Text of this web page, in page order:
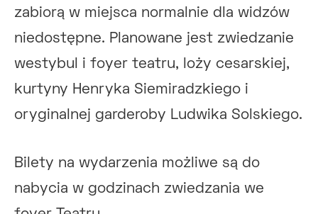
zabiorą w miejsca normalnie dla widzów
niedostępne. Planowane jest zwiedzanie
westybul i foyer teatru, loży cesarskiej,
kurtyny Henryka Siemiradzkiego i
oryginalnej garderoby Ludwika Solskiego.
Bilety na wydarzenia możliwe są do
nabycia w godzinach zwiedzania we